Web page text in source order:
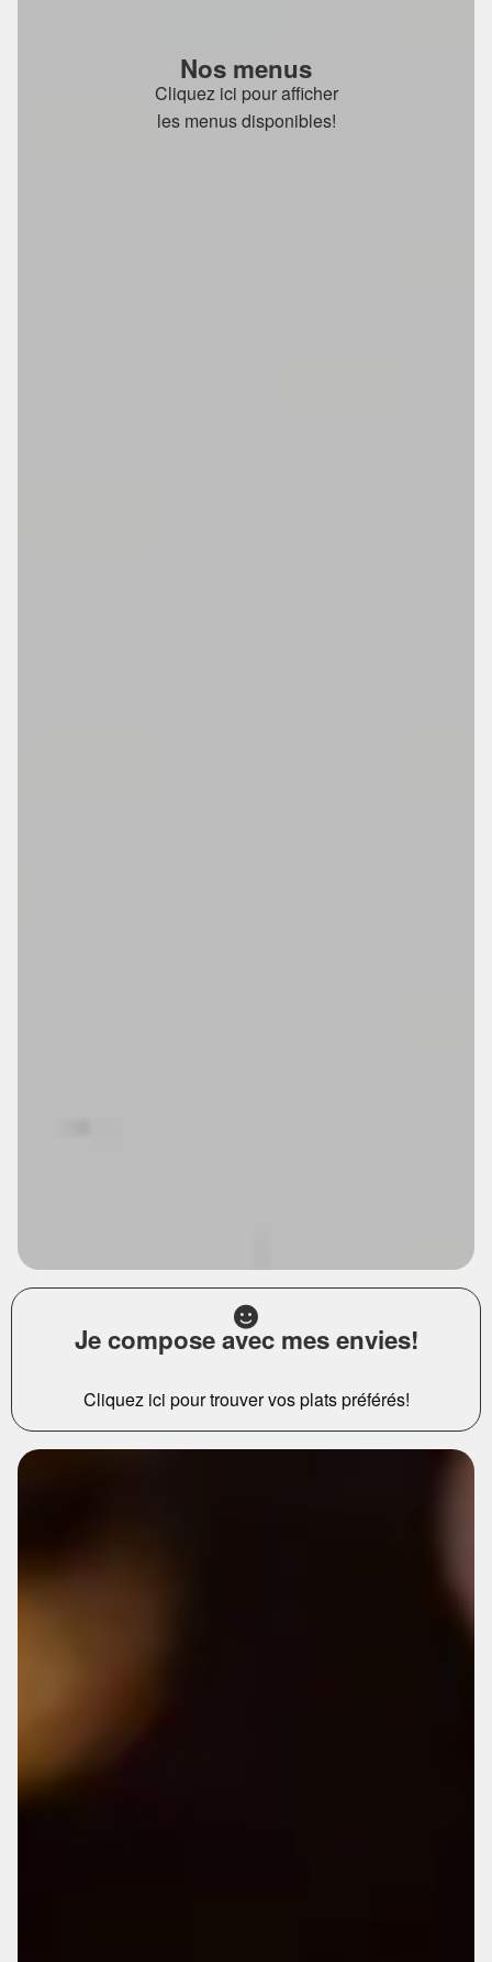
Nos menus
Cliquez ici pour afficher
les menus disponibles!
Je compose avec mes envies!
Cliquez ici pour trouver vos plats préférés!